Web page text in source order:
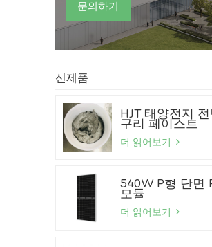
문의하기
신제품
HJT 태양전지 전
구리 페이스트
더 읽어보기
540W P형 단면
모듈
더 읽어보기